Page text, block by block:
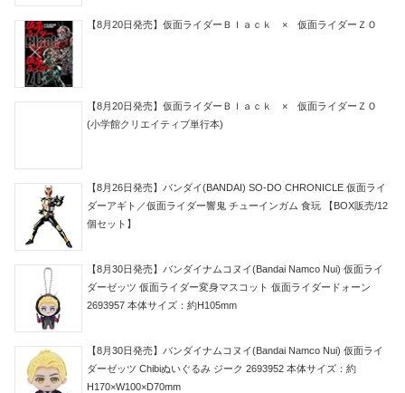
【8月20日発売】仮面ライダーＢｌａｃｋ × 仮面ライダーＺＯ
【8月20日発売】仮面ライダーＢｌａｃｋ × 仮面ライダーＺＯ
(小学館クリエイティブ単行本)
【8月26日発売】バンダイ(BANDAI) SO-DO CHRONICLE 仮面ライ
ダーアギト／仮面ライダー響鬼 チューインガム 食玩 【BOX販売/12
個セット】
【8月30日発売】バンダイナムコヌイ(Bandai Namco Nui) 仮面ライ
ダーゼッツ 仮面ライダー変身マスコット 仮面ライダードォーン
2693957 本体サイズ：約H105mm
【8月30日発売】バンダイナムコヌイ(Bandai Namco Nui) 仮面ライ
ダーゼッツ Chibiぬいぐるみ ジーク 2693952 本体サイズ：約
H170×W100×D70mm